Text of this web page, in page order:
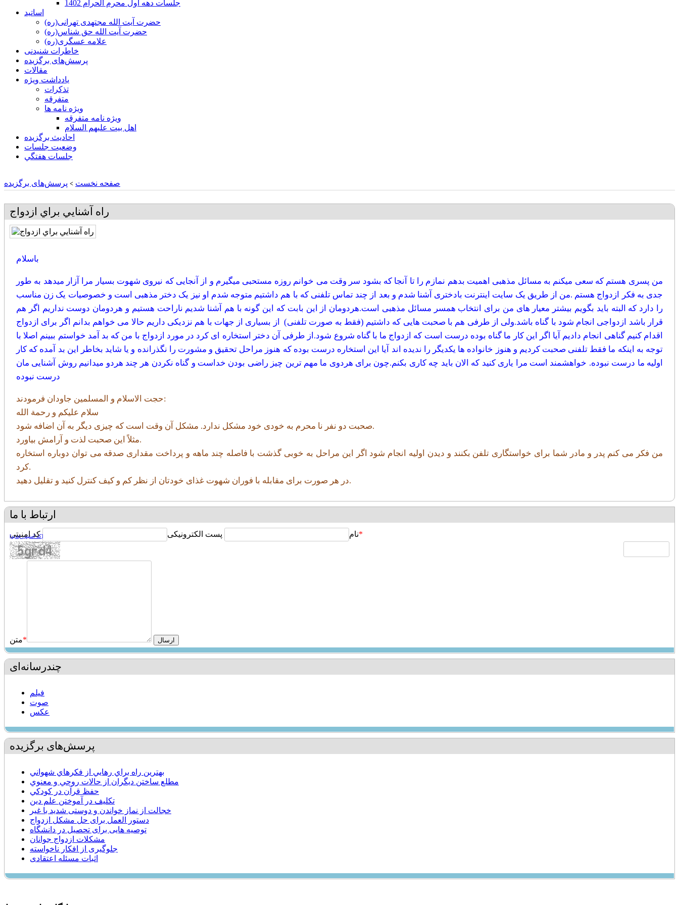
جلسات دهه اول محرم الحرام 1402
اساتید
حضرت آیت الله مجتهدی تهرانی(ره)
حضرت آیت الله حق شناس(ره)
علامه عسگری(ره)
خاطرات شنیدنی
پرسش‌های برگزیده
مقالات
یادداشت ویژه
تذكرات
متفرقه
ويژه نامه ها
ويژه نامه متفرقه
اهل بيت عليهم السلام
احادیث برگزیده
وضعیت جلسات
جلسات هفتگي
صفحه نخست > پرسش‌های برگزیده
راه آشنايي براي ازدواج
باسلام
من پسری هستم که سعی میکنم به مسائل مذهبی اهمیت بدهم نمازم را تا آنجا که بشود سر وقت می خوانم روزه مستحبی میگیرم و از آنجایی که نیروی شهوت بسیار مرا آزار میدهد به طور
جدی به فکر ازدواج هستم .من از طریق یک سایت اینترنت بادختری آشنا شدم و بعد از چند تماس تلفنی که با هم داشتیم متوجه شدم او نیز یک دختر مذهبی است و خصوصیات یک زن مناسب
را دارد که البته باید بگویم بیشتر معیار های من برای انتخاب همسر مسائل مذهبی است.هردومان از این بابت که این گونه با هم آشنا شدیم ناراحت هستیم و هردومان دوست نداریم اگر هم
قرار باشد ازدواجی انجام شود با گناه باشد.ولی از طرفی هم با صحبت هایی که داشتیم (فقط به صورت تلفنی) از بسیاری از جهات با هم نزدیکی داریم حالا می خواهم بدانم اگر برای ازدواج
اقدام کنیم گناهی انجام دادیم آیا اگر این کار ما گناه بوده درست است که ازدواج ما با گناه شروع شود.از طرفی آن دختر استخاره ای کرد در مورد ازدواج با من که بد آمد خواستم ببینم اصلا با
توجه به اینکه ما فقط تلفنی صحبت کردیم و هنوز خانواده ها یکدیگر را ندیده اند آیا این استخاره درست بوده که هنوز مراحل تحقیق و مشورت را نگذرانده و یا شاید بخاطر این بد آمده که کار
اولیه ما درست نبوده. خواهشمند است مرا یاری کنید که الان باید چه کاری بکنم.چون برای هردوی ما مهم ترین چیز راضی بودن خداست و گناه نکردن هر چند هردو میدانیم روش آشنایی مان
درست نبوده
حجت الاسلام و المسلمین جاودان فرمودند:
سلام علیکم و رحمة الله
صحبت دو نفر نا محرم به خودی خود مشکل ندارد. مشکل آن وقت است که چیزی دیگر به آن اضافه شود.
مثلاً این صحبت لذت و آرامش بیاورد.
من فکر می کنم پدر و مادر شما برای خواستگاری تلفن بکنند و دیدن اولیه انجام شود اگر این مراحل به خوبی گذشت با فاصله چند ماهه و پرداخت مقداری صدقه می توان دوباره استخاره
کرد.
در هر صورت برای مقابله با فوران شهوت غذای خودتان از نظر کم و کیف کنترل کنید و تقلیل دهید.
ارتباط با ما
نام پست الکترونیکی کد امنیتی * [کد امنیتی جدید]
متن*
چندرسانه‌ای
فیلم
صوت
عکس
پرسش‌های برگزیده
بهترين راه براي رهايي از فكرهاي شهواني
مطلع ساختن ديگران از حالات روحي و معنوي
حفظ قرآن در كودكي
تكليف در آموختن علم دين
خجالت از نماز خواندن و دوستی شدید با غیر
دستور العمل برای حل مشکل ازدواج
توصیه هايی برای تحصیل در دانشگاه
مشكلات ازدواج جوانان
جلوگیری از افکار ناخواسته
اثبات مسئله اعتقادی